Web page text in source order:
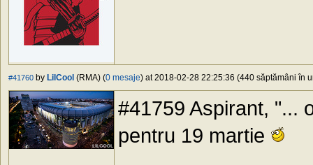
#41760 by LilCool (RMA) (0 mesaje) at 2018-02-28 22:25:36 (440 săptămâni în
#41759 Aspirant, "...
pentru 19 martie